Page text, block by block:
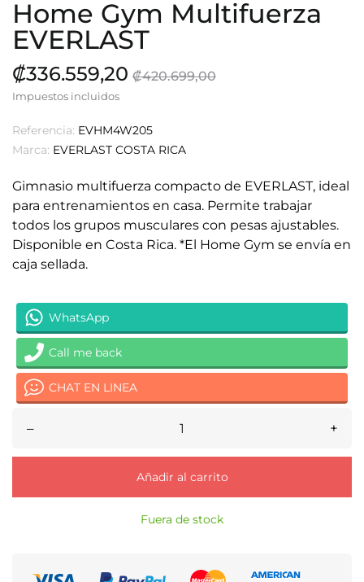
Home Gym Multifuerza
EVERLAST
₡336.559,20 ₡420.699,00
Impuestos incluidos
Referencia: EVHM4W205
Marca: EVERLAST COSTA RICA
Gimnasio multifuerza compacto de EVERLAST, ideal
para entrenamientos en casa. Permite trabajar
todos los grupos musculares con pesas ajustables.
Disponible en Costa Rica. *El Home Gym se envía en
caja sellada.
WhatsApp
Call me back
CHAT EN LINEA
– +
Añadir al carrito
Fuera de stock